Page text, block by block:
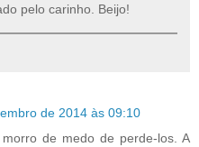
pelo carinho. Beijo!
de 2014 às 09:10
de medo de perde-los. A